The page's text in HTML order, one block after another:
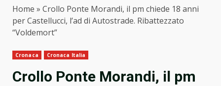
Home » Crollo Ponte Morandi, il pm chiede 18 anni
per Castellucci, l’ad di Autostrade. Ribattezzato
“Voldemort”
Cronaca Cronaca Italia
Crollo Ponte Morandi, il pm